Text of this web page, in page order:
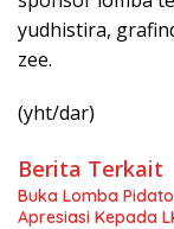
yudhistira,
zee.
(yht/dar)
Berita Terkait
Buka Lomba
Apresiasi Kepada